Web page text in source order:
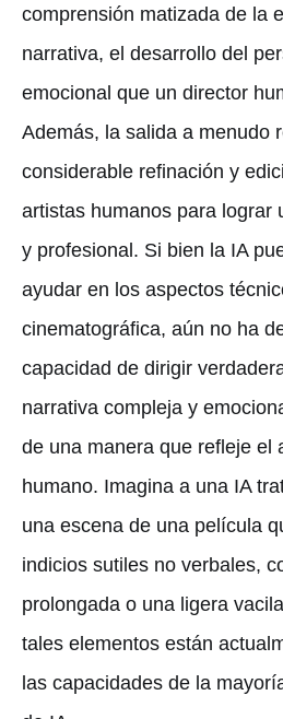
comprensión matizada de la
narrativa, el desarrollo del
emocional que un director
Además, la salida a menudo
considerable refinación y
artistas humanos para lograr
y profesional. Si bien la IA
ayudar en los aspectos
cinematográfica, aún no ha
capacidad de dirigir
narrativa compleja y
de una manera que refleje el
humano. Imagina a una IA
una escena de una película
indicios sutiles no verbales,
prolongada o una ligera
tales elementos están
las capacidades de la